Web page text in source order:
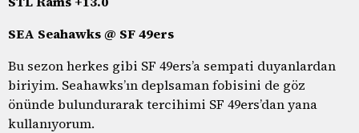
SEA Seahawks @ SF 49ers
Bu sezon herkes gibi SF 49ers’a sempati duyanlardan
biriyim. Seahawks’ın deplsaman fobisini de göz
önünde bulundurarak tercihimi SF 49ers’dan yana
kullanıyorum.